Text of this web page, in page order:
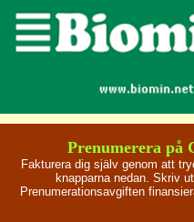
Prenumerera på
Fakturera dig själv genom att
knapparna nedan. Skriv
Prenumerationsavgiften